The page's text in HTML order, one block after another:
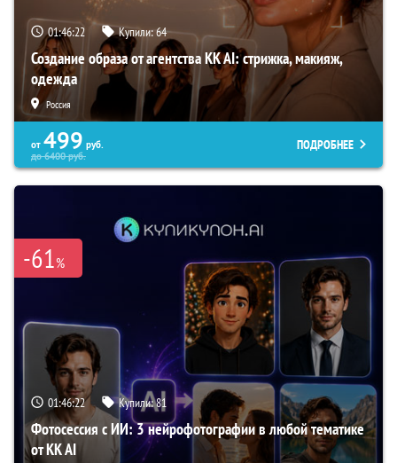
01:46:22 Купили:64
Создание образа от агентства KK AI: стрижка, макияж,
одежда
Россия
от 499 руб.
до6400руб.
ПОДРОБНЕЕ
-61%
01:46:22 Купили:81
Фотосессия с ИИ: 3 нейрофотографии в любой тематике
от KK AI